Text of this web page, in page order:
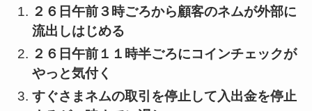
２６日午前３時ごろから顧客のネムが外部に
流出しはじめる
２６日午前１１時半ごろにコインチェックが
やっと気付く
すぐさまネムの取引を停止して入出金を停止